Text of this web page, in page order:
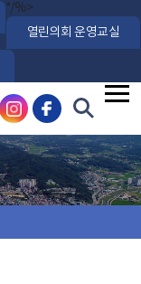
*/%>
열린의회 운영교실